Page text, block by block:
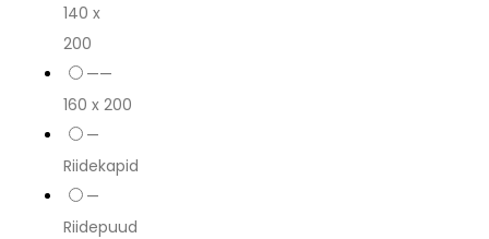
140 x
200
——
160 x 200
—
Riidekapid
—
Riidepuud